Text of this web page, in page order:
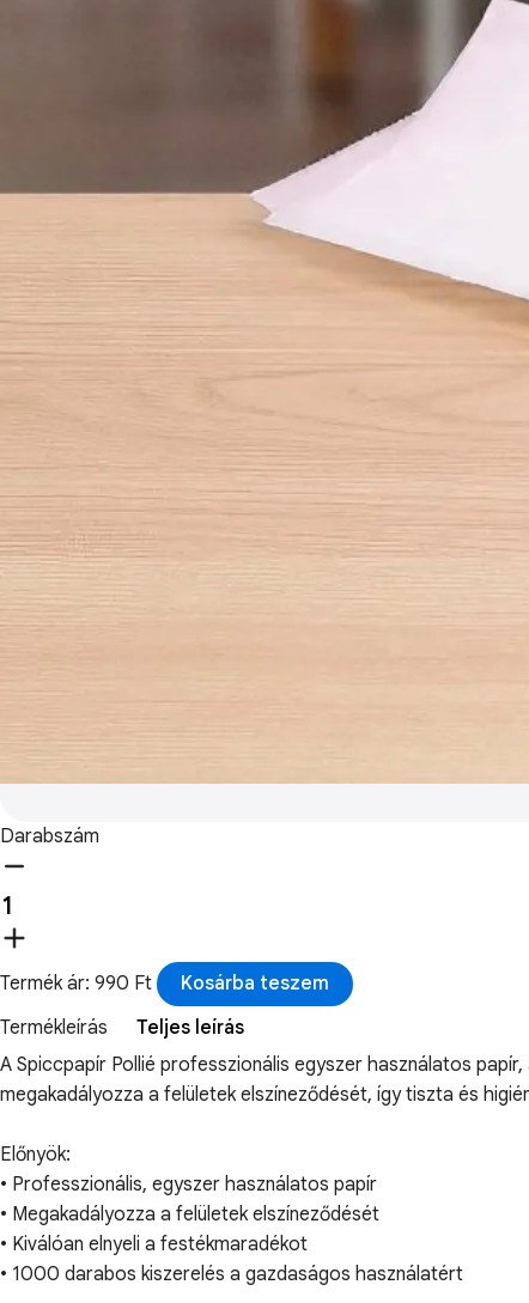
Darabszám
Termék ár: 990 Ft
Kosárba teszem
Termékleírás
Teljes leírás
A Spiccpapír Pollié professzionális egyszer használatos
megakadályozza a felületek elszíneződését, így tiszta és
Előnyök:
• Professzionális, egyszer használatos papír
• Megakadályozza a felületek elszíneződését
• Kiválóan elnyeli a festékmaradékot
• 1000 darabos kiszerelés a gazdaságos használatért